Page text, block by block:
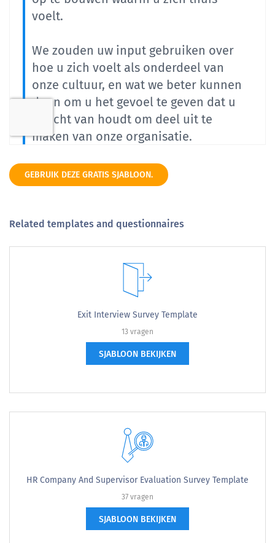
GEBRUIK DEZE GRATIS SJABLOON.
Related templates and questionnaires
Exit Interview Survey Template
13 vragen
SJABLOON BEKIJKEN
HR Company And Supervisor Evaluation Survey Template
37 vragen
SJABLOON BEKIJKEN